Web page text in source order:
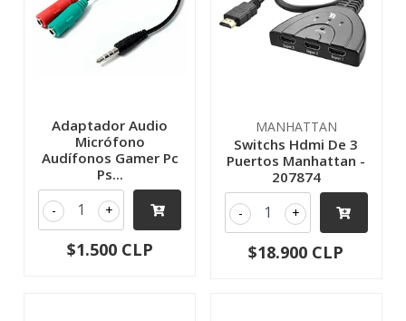
Adaptador Audio
Micrófono
Audífonos Gamer Pc
Ps...
+
-
$1.500 CLP
MANHATTAN
Switchs Hdmi De 3
Puertos Manhattan -
207874
+
-
$18.900 CLP